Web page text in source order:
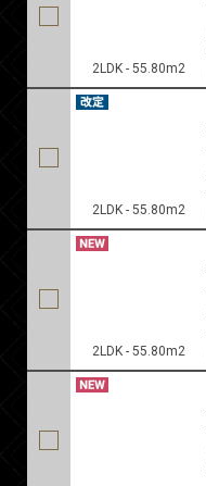
2LDK - 55.80m2
2LDK - 55.80m2
2LDK - 55.80m2